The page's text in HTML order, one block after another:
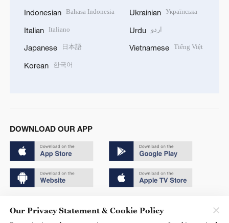
Indonesian Bahasa Indonesia
Italian Italiano
Japanese 日本語
Korean 한국어
Ukrainian Українська
Urdu اردو
Vietnamese Tiếng Việt
DOWNLOAD OUR APP
京ICP备20000184号
Our Privacy Statement & Cookie Policy